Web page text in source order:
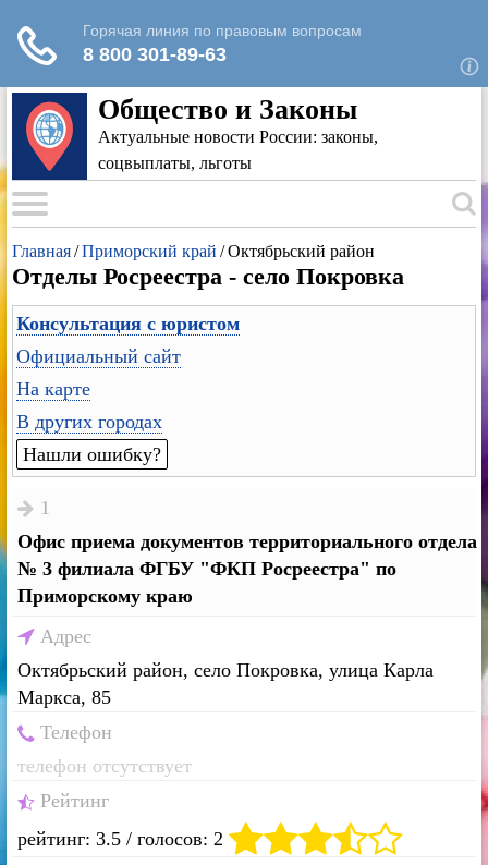
Общество и Законы
Актуальные новости России: законы,
соцвыплаты, льготы
Главная/Приморский край /Октябрьский район
Отделы Росреестра - село Покровка
Консультация с юристом
Официальный сайт
На карте
В других городах
Нашли ошибку?
1
Офис приема документов территориального отдела
№ 3 филиала ФГБУ "ФКП Росреестра" по
Приморскому краю
Адрес
Октябрьский район, село Покровка, улица Карла
Маркса, 85
Телефон
телефон отсутствует
Рейтинг
рейтинг: 3.5 / голосов: 2
Для любых предложений по сайту: rk-
reestr@cp9.ru